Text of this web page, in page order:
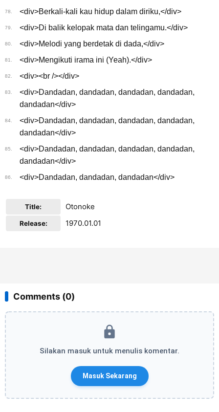
78. <div>Berkali-kali kau hidup dalam diriku,</div>
79. <div>Di balik kelopak mata dan telingamu.</div>
80. <div>Melodi yang berdetak di dada,</div>
81. <div>Mengikuti irama ini (Yeah).</div>
82. <div><br /></div>
83.
<div>Dandadan, dandadan, dandadan, dandadan,
dandadan</div>
84.
<div>Dandadan, dandadan, dandadan, dandadan,
dandadan</div>
85.
<div>Dandadan, dandadan, dandadan, dandadan,
dandadan</div>
86. <div>Dandadan, dandadan, dandadan</div>
Title: Otonoke
Release: 1970.01.01
Comments (0)
Silakan masuk untuk menulis komentar.
Masuk Sekarang